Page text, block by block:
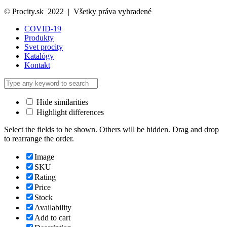
© Procity.sk 2022 | Všetky práva vyhradené
COVID-19
Produkty
Svet procity
Katalógy
Kontakt
Hide similarities
Highlight differences
Select the fields to be shown. Others will be hidden. Drag and drop
to rearrange the order.
Image
SKU
Rating
Price
Stock
Availability
Add to cart